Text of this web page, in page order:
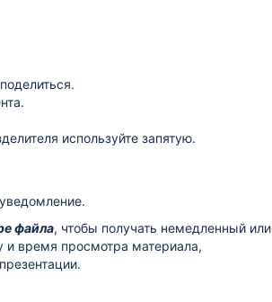
используйте запятую.
файла, чтобы получать немедленный или
и время просмотра материала,